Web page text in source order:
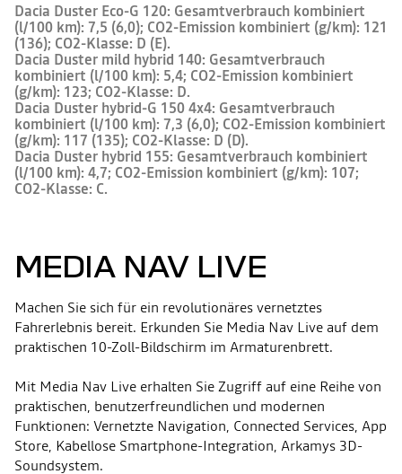
Dacia Duster Eco-G 120: Gesamtverbrauch kombiniert
(l/100 km): 7,5 (6,0); CO2-Emission kombiniert (g/km): 121
(136); CO2-Klasse: D (E).
Dacia Duster mild hybrid 140: Gesamtverbrauch
kombiniert (l/100 km): 5,4; CO2-Emission kombiniert
(g/km): 123; CO2-Klasse: D.
Dacia Duster hybrid-G 150 4x4: Gesamtverbrauch
kombiniert (l/100 km): 7,3 (6,0); CO2-Emission kombiniert
(g/km): 117 (135); CO2-Klasse: D (D).
Dacia Duster hybrid 155: Gesamtverbrauch kombiniert
(l/100 km): 4,7; CO2-Emission kombiniert (g/km): 107;
CO2-Klasse: C.
MEDIA NAV LIVE
Machen Sie sich für ein revolutionäres vernetztes
Fahrerlebnis bereit. Erkunden Sie Media Nav Live auf dem
praktischen 10-Zoll-Bildschirm im Armaturenbrett.
Mit Media Nav Live erhalten Sie Zugriff auf eine Reihe von
praktischen, benutzerfreundlichen und modernen
Funktionen: Vernetzte Navigation, Connected Services, App
Store, Kabellose Smartphone-Integration, Arkamys 3D-
Soundsystem.